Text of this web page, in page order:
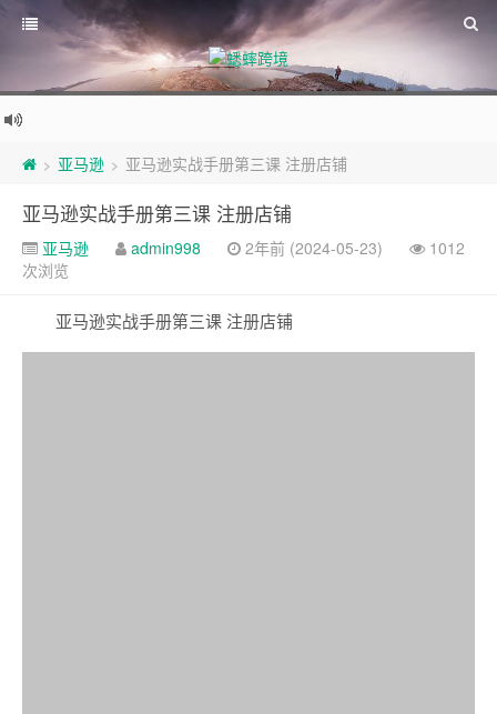
> 亚马逊 > 亚马逊实战手册第三课 注册店铺
亚马逊实战手册第三课 注册店铺
亚马逊 admin998 2年前 (2024-05-23)
1012
次浏览
亚马逊实战手册第三课 注册店铺